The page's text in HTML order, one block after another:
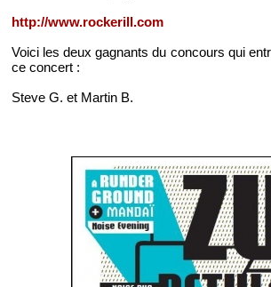
http://www.rockerill.com
Voici les deux gagnants du concours qui
ce concert :
Steve G. et Martin B.